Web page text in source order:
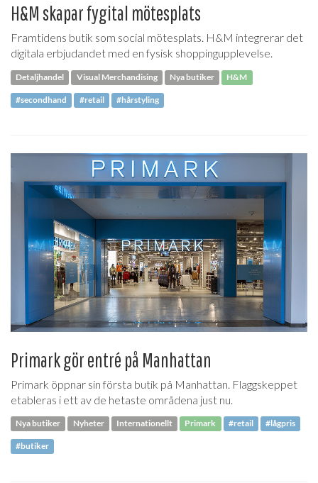
H&M skapar fygital mötesplats
Framtidens butik som social mötesplats. H&M integrerar det
digitala erbjudandet med en fysisk shoppingupplevelse.
Detaljhandel Visual Merchandising Nya butiker H&M
#secondhand #retail #hårstyling
Primark gör entré på Manhattan
Primark öppnar sin första butik på Manhattan. Flaggskeppet
etableras i ett av de hetaste områdena just nu.
Nya butiker Nyheter Internationellt Primark #retail #lågpris
#butiker